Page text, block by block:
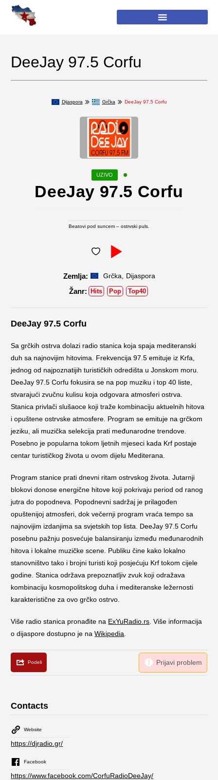
DeeJay 97.5 Corfu
Dijaspora Grčka DeeJay 97.5 Corfu
DeeJay 97.5 Corfu
Beatovi pod suncem – ostrvski puls.
Grčka Dijaspora
Hits Pop Top40
DeeJay 97.5 Corfu
Sa grčkih ostrva dolazi radio stanica koja spaja mediteranski
duh sa najnovijim hitovima. Frekvencija 97.5 emituje iz Krfa,
jednog od najpoznatijih turističkih odredišta u Jonskom moru.
DeeJay 97.5 Corfu fokusira se na pop muziku i top 40 liste,
stvarajući zvučnu kulisu koja odgovara atmosferi ostrva.
Stanica privlači slušaoce koji traže kombinaciju aktuelnih hitova
i opuštene ostrvske atmosfere. Program se emituje na grčkom
jeziku, ali muzička selekcija prati međunarodne trendove.
Posebno je popularna tokom ljetnih mjeseci kada Krf postaje
centar turističkog života u ovom dijelu Mediterana.
Program stanice prati dnevni ritam ostrvskog života. Jutarnji
blokovi donose energične hitove koji pokrivaju period od ranog
jutra do popodneva. Popodnevni sadržaj je prilagođen
opuštenijoj atmosferi, dok večernji program vraća tempo sa
najnovijim izdanjima sa svjetskih top lista. DeeJay 97.5 Corfu
posebnu pažnju posvećuje balansiranju između međunarodnih
hitova i lokalne muzičke scene. Publiku čine kako lokalno
stanovništvo tako i brojni turisti koji posjećuju Krf tokom cijele
godine. Stanica održava prepoznatljiv zvuk koji odražava
kombinaciju kosmopolitskog duha i mediteranske ležernosti
karakteristične za ovo grčko ostrvo.
Više radio stanica pronađite na ExYuRadio.rs . Više informacija
o dijaspore dostupno je naWikipedia
Contacts
Website
https://djradio.gr/
Facebook
https://www.facebook.com/CorfuRadioDeeJay/